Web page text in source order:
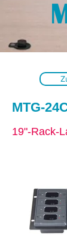
MTG-
19"-Rack-